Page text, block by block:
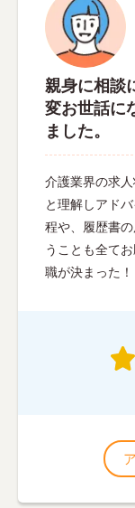
親身に相談
変お世話に
ました。
介護業界の求
と理解しアド
程や、履歴書
うことも全て
職が決まった！